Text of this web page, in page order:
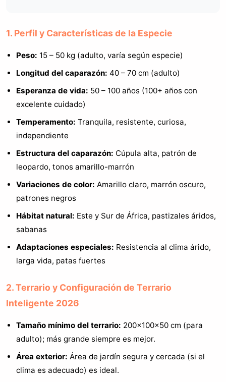
1. Perfil y Características de la Especie
Peso: 15 – 50 kg (adulto, varía según especie)
Longitud del caparazón: 40 – 70 cm (adulto)
Esperanza de vida: 50 – 100 años (100+ años con
excelente cuidado)
Temperamento: Tranquila, resistente, curiosa,
independiente
Estructura del caparazón: Cúpula alta, patrón de
leopardo, tonos amarillo-marrón
Variaciones de color: Amarillo claro, marrón oscuro,
patrones negros
Hábitat natural: Este y Sur de África, pastizales áridos,
sabanas
Adaptaciones especiales: Resistencia al clima árido,
larga vida, patas fuertes
2. Terrario y Configuración de Terrario
Inteligente 2026
Tamaño mínimo del terrario: 200×100×50 cm (para
adulto); más grande siempre es mejor.
Área exterior: Área de jardín segura y cercada (si el
clima es adecuado) es ideal.